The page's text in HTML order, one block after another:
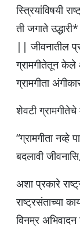
स्त्रियांविषयी
ती जगाते
|| जीवनातील
ग्रामगीतेतून
ग्रामगीता
शेवटी
“ग्रामगीता नव्हे
बदलावी
अशा प्रकारे
राष्ट्रसंताच्या
विनम्र